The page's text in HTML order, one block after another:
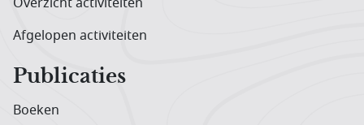
Afgelopen activiteiten
Publicaties
Boeken